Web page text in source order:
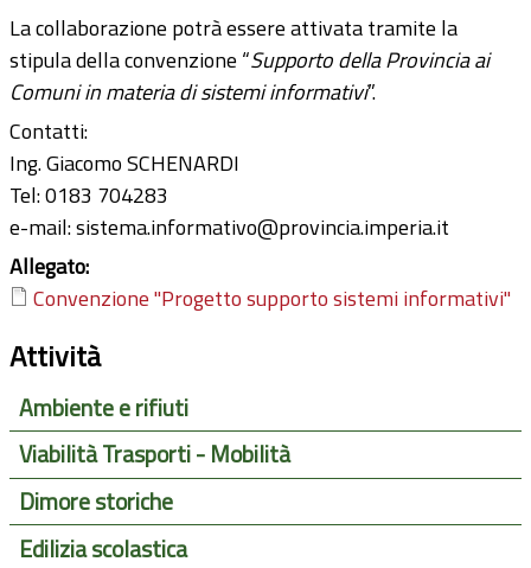
La collaborazione potrà essere attivata tramite la
stipula della convenzione “Supporto della Provincia ai
Comuni in materia di sistemi informativi”.
Contatti:
Ing. Giacomo SCHENARDI
Tel: 0183 704283
e-mail: sistema.informativo@provincia.imperia.it
Allegato:
Convenzione "Progetto supporto sistemi informativi"
Attività
Ambiente e rifiuti
Viabilità Trasporti - Mobilità
Dimore storiche
Edilizia scolastica